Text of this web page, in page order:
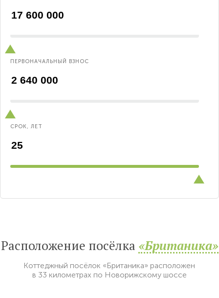
ПЕРВОНАЧАЛЬНЫЙ ВЗНОС
СРОК, ЛЕТ
Расположение посёлка «Британика»
Коттеджный посёлок «Британика» расположен
в 33 километрах по Новорижскому шоссе